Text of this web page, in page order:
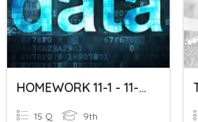
HOMEWORK 11-1 - 11-2 Dot Plots & Histograms
15 Q 9th